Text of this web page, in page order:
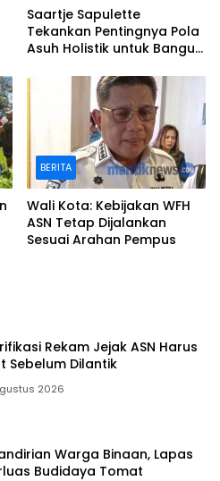
Saartje Sapulette
Tekankan Pentingnya Pola
Asuh Holistik untuk Bangun
BERITA
Wali Kota: Kebijakan WFH
ASN Tetap Dijalankan
Sesuai Arahan Pempus
Rekam Jejak ASN Harus
Sebelum Dilantik
2026
Warga Binaan, Lapas
Budidaya Tomat